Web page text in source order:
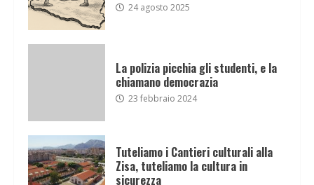
24 agosto 2025
La polizia picchia gli studenti, e la
chiamano democrazia
23 febbraio 2024
Tuteliamo i Cantieri culturali alla
Zisa, tuteliamo la cultura in
sicurezza